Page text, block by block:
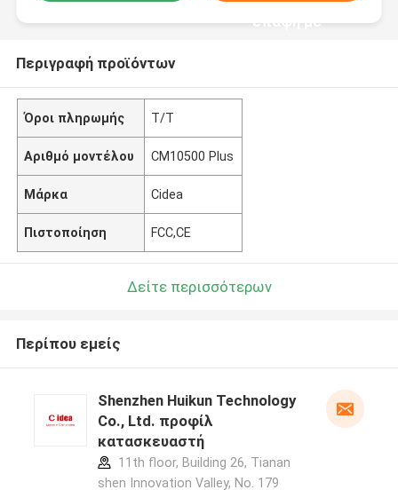
επαφή με
Περιγραφή προϊόντων
Όροι πληρωμής Τ/Τ
Αριθμό μοντέλου CM10500 Plus
Μάρκα Cidea
Πιστοποίηση FCC,CE
Δείτε περισσότερων
Περίπου εμείς
Shenzhen Huikun Technology
Co., Ltd. προφίλ
κατασκευαστή
11th floor, Building 26, Tianan
shen Innovation Valley, No. 179